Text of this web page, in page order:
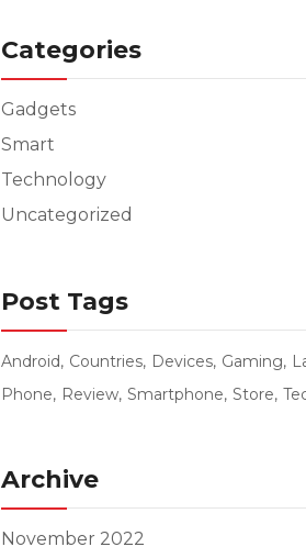
Categories
Gadgets
Smart
Technology
Uncategorized
Post Tags
Android Countries Devices Gaming
Phone
Review Smartphone Store
Archive
November 2022